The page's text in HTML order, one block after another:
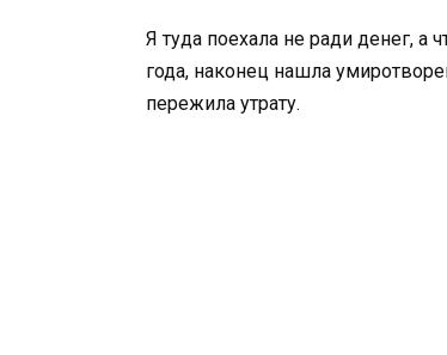
Я туда поехала не ради денег, а
года, наконец нашла
пережила утрату.